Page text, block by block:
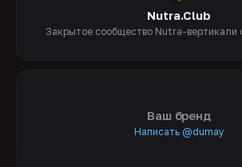
Nutra.Club
Закрытое сообщество Nutra-вертикали
Ваш бренд
Написать @dumay